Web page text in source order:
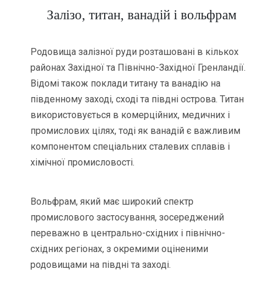
Залізо, титан, ванадій і вольфрам
Родовища залізної руди розташовані в кількох
районах Західної та Північно-Західної Гренландії.
Відомі також поклади титану та ванадію на
південному заході, сході та півдні острова. Титан
використовується в комерційних, медичних і
промислових цілях, тоді як ванадій є важливим
компонентом спеціальних сталевих сплавів і
хімічної промисловості.
Вольфрам, який має широкий спектр
промислового застосування, зосереджений
переважно в центрально-східних і північно-
східних регіонах, з окремими оціненими
родовищами на півдні та заході.